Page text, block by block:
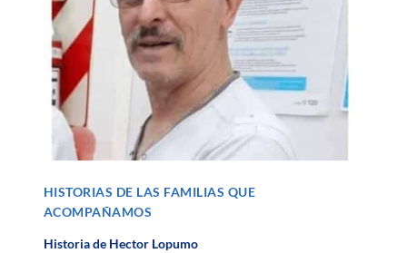
HISTORIAS DE LAS FAMILIAS QUE
ACOMPAÑAMOS
Historia de Hector Lopumo